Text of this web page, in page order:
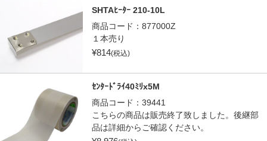
SHTAﾋｰﾀｰ 210-10L
商品コード： 877000Z
１本売り
¥814(税込)
ｾﾝﾀｰﾄﾞﾗｲ40ﾐﾘx5M
商品コード： 39441
こちらの商品は販売終了致しました。後継部
品は詳細からご確認ください。